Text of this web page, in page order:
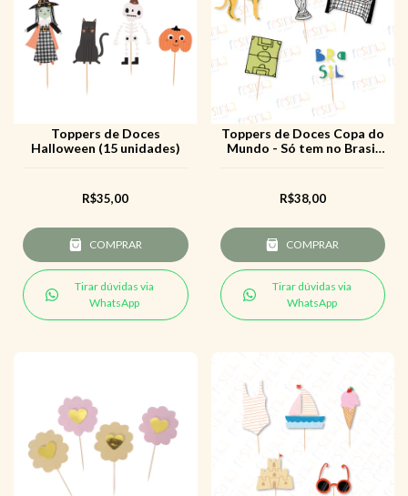
Toppers de Doces
Halloween (15 unidades)
R$35,00
COMPRAR
Tirar dúvidas via
WhatsApp
Toppers de Doces Copa do
Mundo - Só tem no Brasil
R$38,00
COMPRAR
Tirar dúvidas via
WhatsApp